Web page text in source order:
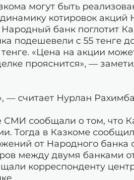
могут быть
котировок акций
банк поглотит
подешевели с 55 тенге
«Цена на акции
прояснится», —
— считает Нурлан
СМИ сообщали о том, что
Тогда в Казкоме
от Народного банка
между двумя банками
корреспонденту